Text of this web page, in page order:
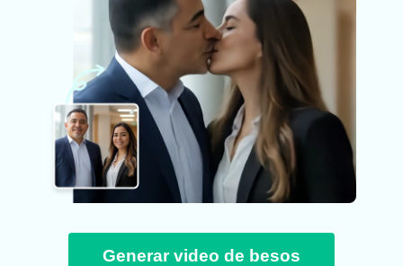
Generar video de besos